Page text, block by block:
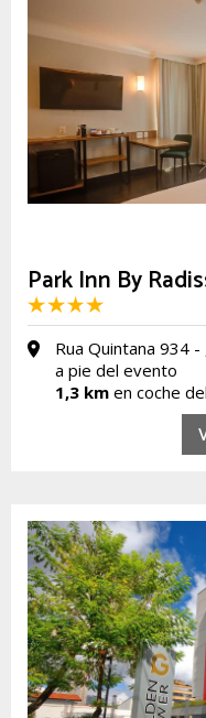
Park Inn By
Rua Quintana 934 -
a pie del evento
1,3 km en coche